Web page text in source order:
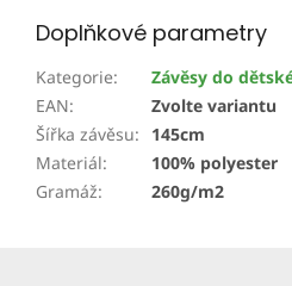
Doplňkové parametry
Kategorie:
Závěsy do
EAN:
Zvolte variantu
Šířka závěsu:
145cm
Materiál:
100% polyester
Gramáž: 260g/m2